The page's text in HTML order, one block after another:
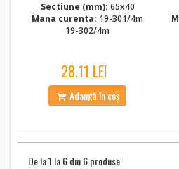
Sectiune (mm): 65x40
Mana curenta: 19-301/4m
19-302/4m
28.11 LEI
Adaugă în coș
De la 1 la 6 din 6 produse